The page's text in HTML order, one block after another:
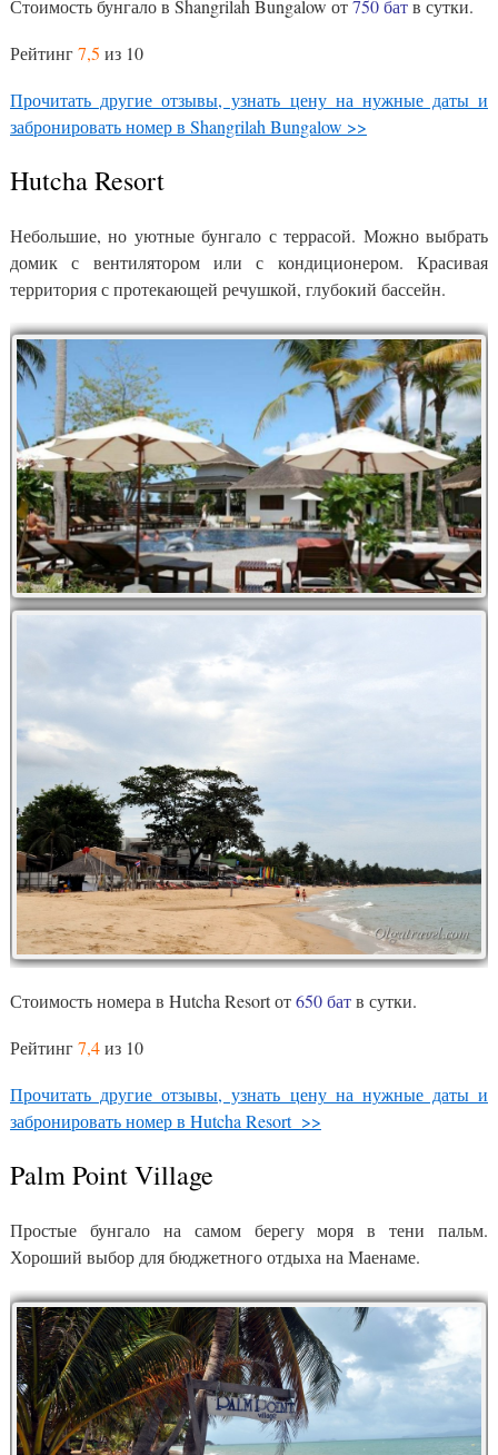
Стоимость бунгало в Shangrilah Bungalow от750 батв сутки.
Рейтинг7,5 из 10
Прочитать другие отзывы, узнать цену на нужные даты и
забронировать номер в Shangrilah Bungalow >>
Hutcha Resort
Небольшие, но уютные бунгало с террасой. Можно выбрать
домик с вентилятором или с кондиционером. Красивая
территория с протекающей речушкой, глубокий бассейн.
Стоимость номера в Hutcha Resort от650 батв сутки.
Рейтинг7,4из 10
Прочитать другие отзывы, узнать цену на нужные даты и
забронировать номер в Hutcha Resort >>
Palm Point Village
Простые бунгало на самом берегу моря в тени пальм.
Хороший выбор для бюджетного отдыха на Маенаме.